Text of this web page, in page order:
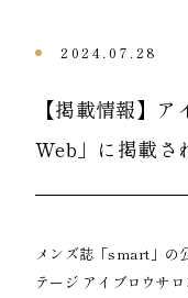
2024.07.28
【掲載情報】
Web」に掲載さ
メンズ誌「smart」の
テージ アイブロウサ